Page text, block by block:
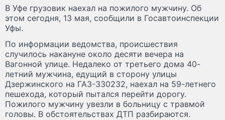
В Уфе грузовик наехал на пожилого мужчину. Об
этом сегодня, 13 мая, сообщили в Госавтоинспекции
Уфы.
По информации ведомства, происшествия
случилось накануне около десяти вечера на
Вагонной улице. Недалеко от третьего дома 40-
летний мужчина, едущий в сторону улицы
Дзержинского на ГАЗ-330232, наехал на 59-летнего
пешехода, который пытался перейти дорогу.
Пожилого мужчину увезли в больницу с травмой
головы. В обстоятельствах ДТП разбираются.